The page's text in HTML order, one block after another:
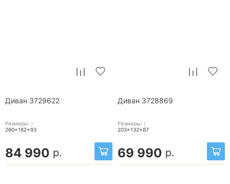
Диван 3729622
Размеры: :
260x182x93
84 990 р.
Диван 3728869
Размеры: :
203x132x87
69 990 р.